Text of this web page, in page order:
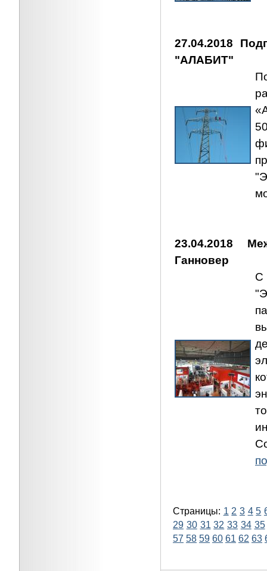
27.04.2018
"АЛАБИТ"
23.04.2018
Ганновер
С
Страницы: 1 2 3 4 5
29 30 31 32 33 34 35
57 58 59 60 61 62 63